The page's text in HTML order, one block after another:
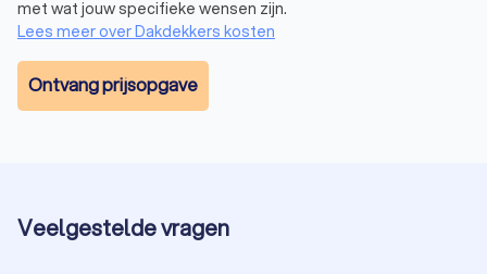
met wat jouw specifieke wensen zijn.
Lees meer over Dakdekkers kosten
Ontvang prijsopgave
Veelgestelde vragen